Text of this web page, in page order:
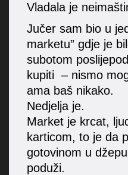
Vladala je
Jučer sam bio u
marketu” gdje je
subotom
kupiti – nismo
ama baš nikako.
Nedjelja je.
Market je krcat,
karticom, to je da
gotovinom u
poduži.